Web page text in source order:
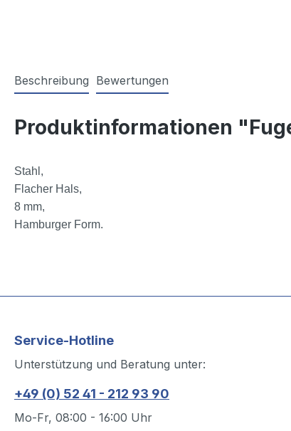
Beschreibung Bewertungen
Produktinformationen
Stahl,
Flacher Hals,
8 mm,
Hamburger Form.
Service-Hotline
Unterstützung und Beratung unter:
+49 (0) 52 41 - 212 93 90
Mo-Fr, 08:00 - 16:00 Uhr